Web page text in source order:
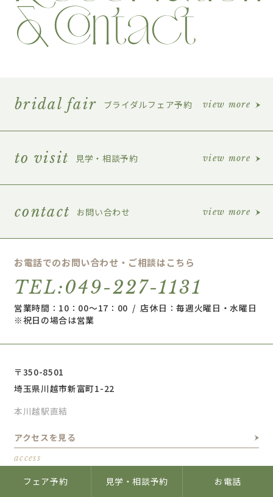
フェア予約 見学・相談予約 お電話
bridal fair ブライダルフェア予約 view more
to visit 見学・相談予約 view more
contact お問い合わせ view more
お電話でのお問い合わせ・ご相談はこちら
TEL:049-227-1131
営業時間：10：00～17：00 / 店休日：毎週火曜日・水曜日
※祝日の場合は営業
〒350-8501
埼玉県川越市新富町1-22
本川越駅直結
アクセスを見る
access
instagram